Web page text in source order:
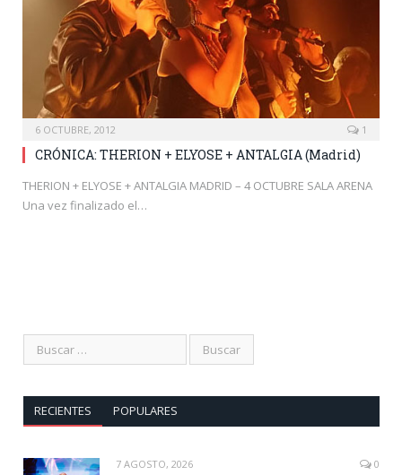
6 OCTUBRE, 2012 1
CRÓNICA: THERION + ELYOSE + ANTALGIA (Madrid)
THERION + ELYOSE + ANTALGIA MADRID – 4 OCTUBRE SALA ARENA
Una vez finalizado el…
RECIENTES POPULARES
7 AGOSTO, 2026 0